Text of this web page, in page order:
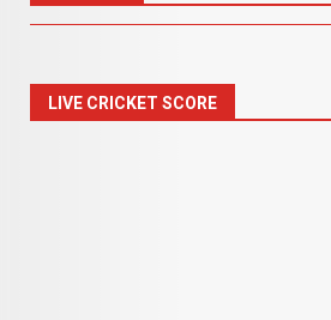
LIVE CRICKET SCORE